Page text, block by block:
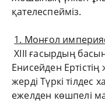
қателеспейміз.
1. Монғол
ХІІІ ғасырдың
Енисейден
жерді Түркі тілдес
ежелден көшпелі